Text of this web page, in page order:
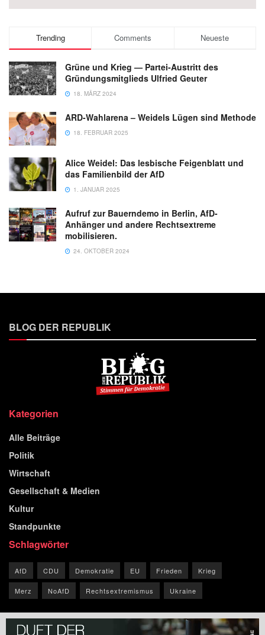
Trending Comments Neueste
Grüne und Krieg — Partei-Austritt des
Gründungsmitglieds Ulfried Geuter
18. MÄRZ 2024
ARD-Wahlarena – Weidels Lügen sind Methode
18. FEBRUAR 2025
Alice Weidel: Das lesbische Feigenblatt und
das Familienbild der AfD
1. JANUAR 2025
Aufruf zur Bauerndemo in Berlin, AfD-
Anhänger und andere Rechtsextreme
mobilisieren.
24. OKTOBER 2024
BLOG DER REPUBLIK
Kategorien
Alle Beiträge
Politik
Wirtschaft
Gesellschaft & Medien
Kultur
Standpunkte
Schlagwörter
AfD CDU Demokratie EU Frieden Krieg
Merz NoAfD Rechtsextremismus Ukraine